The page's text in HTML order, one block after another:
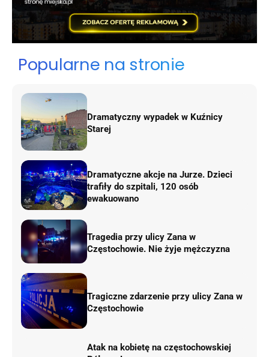
Popularne na stronie
Dramatyczny wypadek w Kuźnicy
Starej
Dramatyczne akcje na Jurze. Dzieci
trafiły do szpitali, 120 osób
ewakuowano
Tragedia przy ulicy Zana w
Częstochowie. Nie żyje mężczyzna
Tragiczne zdarzenie przy ulicy Zana w
Częstochowie
Atak na kobietę na częstochowskiej